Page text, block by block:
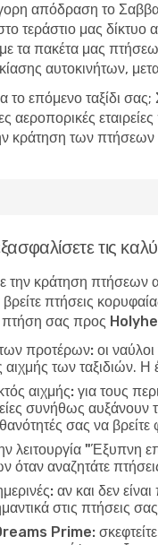
απόδραση το
τεράστιο μας
τα πακέτα μας
αυτοκινήτων,
επόμενο ταξίδι σας;
αεροπορικές
κράτηση των
τις
κράτηση πτήσεων
πτήσεις
πτήση σας προς
προτέρων: οι
αιχμής των ταξιδιών.
αιχμής: για τους
συνήθως
σας να
λειτουργία "Έξυπνη
όταν αναζητάτε
αν και δεν
στις πτήσεις
Prime: